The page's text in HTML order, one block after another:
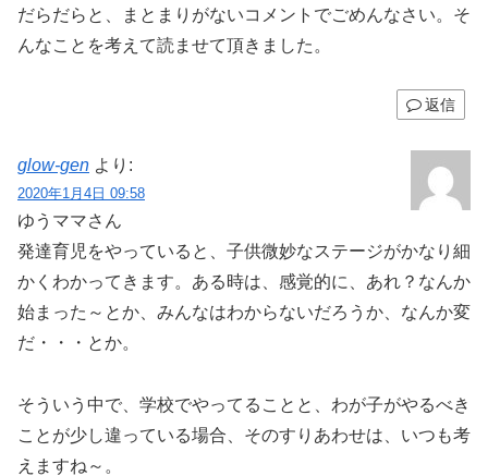
だらだらと、まとまりがないコメントでごめんなさい。そ
んなことを考えて読ませて頂きました。
返信
glow-gen より:
2020年1月4日 09:58
ゆうママさん
発達育児をやっていると、子供微妙なステージがかなり細
かくわかってきます。ある時は、感覚的に、あれ？なんか
始まった～とか、みんなはわからないだろうか、なんか変
だ・・・とか。
そういう中で、学校でやってることと、わが子がやるべき
ことが少し違っている場合、そのすりあわせは、いつも考
えますね～。